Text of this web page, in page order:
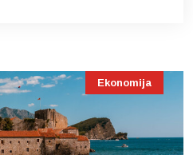
Ekonomija